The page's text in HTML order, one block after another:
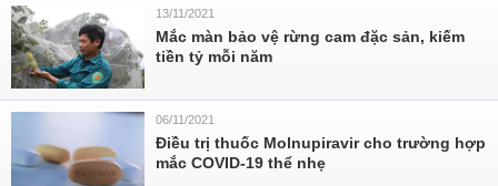
13/11/2021
Mắc màn bảo vệ rừng cam đặc sản, kiếm
tiền tỷ mỗi năm
06/11/2021
Điều trị thuốc Molnupiravir cho trường hợp
mắc COVID-19 thể nhẹ